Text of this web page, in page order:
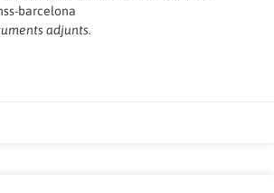
barcelona
adjunts.